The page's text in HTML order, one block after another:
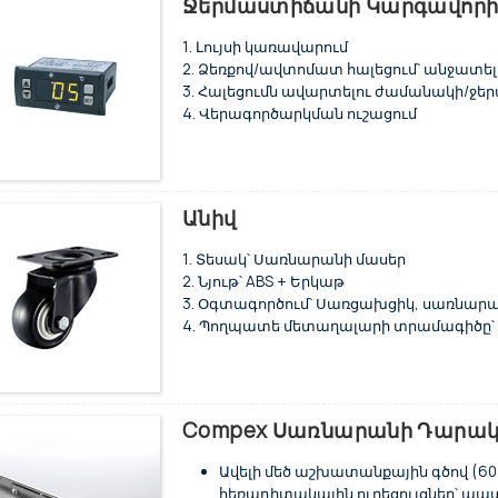
տեղադրում, եզրագծի տեղադրում,
Ջերմաստիճանի
1. Լույսի կառավարում
2. Ձեռքով/ավտոմատ հալեցում՝
3. Հալեցումն ավարտելու ժամանակի/
4. Վերագործարկման ուշացում
Անիվ
1. Տեսակ՝ Սառնարանի մասեր
2. Նյութ՝ ABS + Երկաթ
3. Օգտագործում՝ Սառցախցիկ,
4. Պողպատե մետաղալարի տրամագիծը՝
6. Կիրառություն՝ սառցախցիկ,
Compex Սառնարանի
Ավելի մեծ աշխատանքային գծով
հեռադիտակային ուղեցույցներ՝